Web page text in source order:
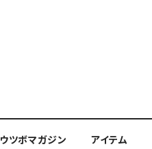
ウツボマガジン アイテム